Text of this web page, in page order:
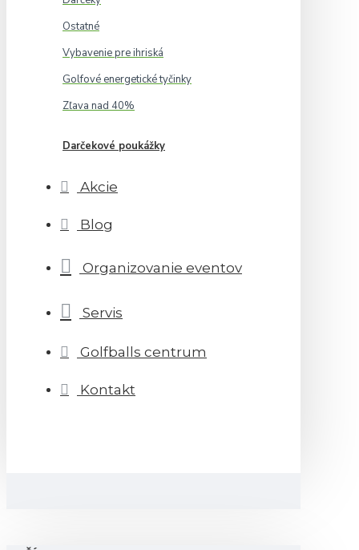
Ostatné
Vybavenie pre ihriská
Golfové energetické tyčinky
Zľava nad 40%
Darčekové poukážky
Akcie
Blog
Organizovanie eventov
Servis
Golfballs centrum
Kontakt